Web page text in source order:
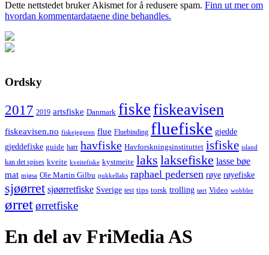
Dette nettstedet bruker Akismet for å redusere spam. Finn ut mer om
hvordan kommentardataene dine behandles.
Ordsky
2017 2019 artsfiske Danmark fiskefiskeavisen
fiskeavisen.no fiskejegeren flue Fluebinding fluefiske gjedde
gjeddefiske guide harr havfiske Havforskningsinstituttet isfiske island
kan det spises kveite kveitefiske kystmeite laks laksefiske lasse bøe
mat mjøsa Ole Martin Gilbu pukkellaks raphael pedersen røye røyefiske
sjøørret sjøørretfiske Sverige test tips torsk trolling tørt Video wobbler
ørretørretfiske
En del av FriMedia AS